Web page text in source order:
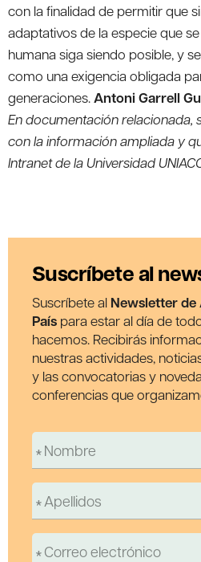
con la finalidad de permitir que
adaptativos de la especie que
humana siga siendo posible, y
como una exigencia obligada
generaciones.Antoni Garrell
En documentación relacionada,
con la información ampliada y
Intranet de la Universidad
Suscríbete al
Suscríbete al Newsletter de
País para estar al día de
hacemos. Recibirás
nuestras actividades,
y las convocatorias y
conferencias que